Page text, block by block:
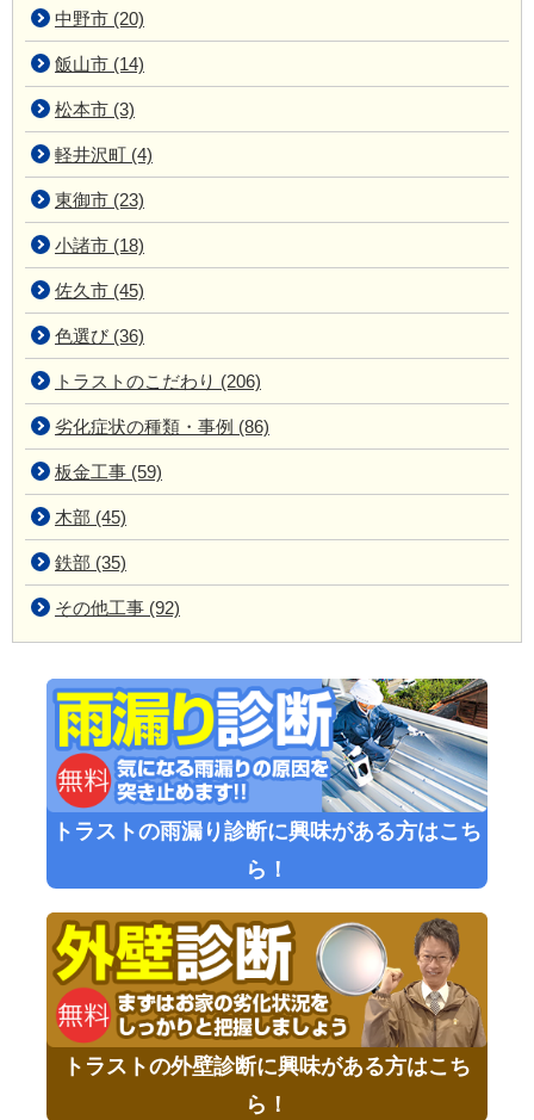
中野市 (20)
飯山市 (14)
松本市 (3)
軽井沢町 (4)
東御市 (23)
小諸市 (18)
佐久市 (45)
色選び (36)
トラストのこだわり (206)
劣化症状の種類・事例 (86)
板金工事 (59)
木部 (45)
鉄部 (35)
その他工事 (92)
トラストの雨漏り診断に興味がある方はこち
ら！
トラストの外壁診断に興味がある方はこち
ら！